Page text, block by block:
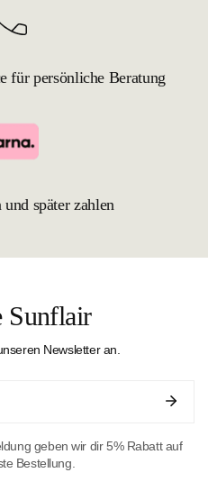
für persönliche Beratung
später zahlen
Sunflair
Newsletter an.
geben wir dir 5% Rabatt auf
Bestellung.